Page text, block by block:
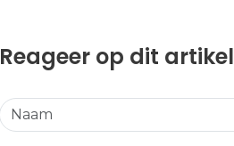
Reageer op dit artikel